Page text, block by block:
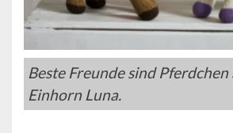
Beste Freunde sind
Einhorn Luna.